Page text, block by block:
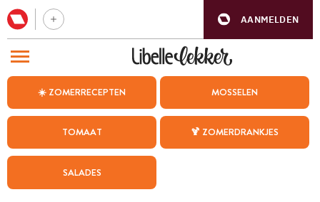
AANMELDEN
☀️ ZOMERRECEPTEN MOSSELEN
TOMAAT 🍹 ZOMERDRANKJES
SALADES
BEZOEK ONZE ANDERE WEBSITES
WEEKMENU
CHAT MET MAIA